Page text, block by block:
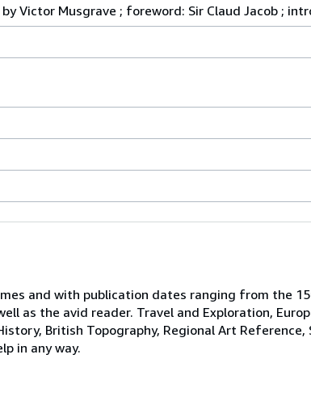
Victor Musgrave ; foreword: Sir Claud Jacob ;
and with publication dates ranging from the
as the avid reader. Travel and Exploration,
British Topography, Regional Art
in any way.